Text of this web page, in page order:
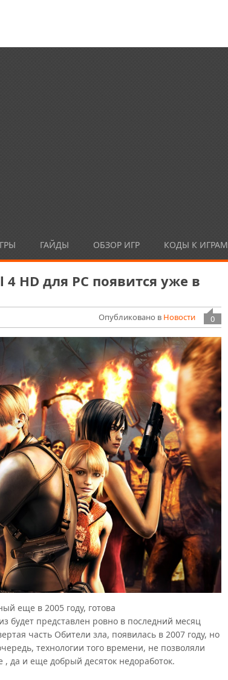
ГАЙДЫ ОБЗОР ИГР КОДЫ К ИГРАМ
HD для PC появится уже в
0
Опубликовано в Новости
еще в 2005 году, готова
будет представлен ровно в последний месяц
часть Обители зла, появилась в 2007 году, но
технологии того времени, не позволяли
, да и еще добрый десяток недоработок.